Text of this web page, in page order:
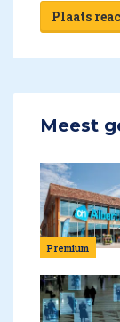
Plaats
Meest
Premium